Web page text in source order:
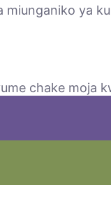
miunganiko ya
chake moja